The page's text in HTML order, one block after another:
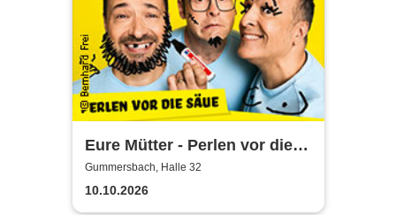
Eure Mütter - Perlen vor die
Säue - Das Best Of zum
Jubiläum
Gummersbach, Halle 32
10.10.2026